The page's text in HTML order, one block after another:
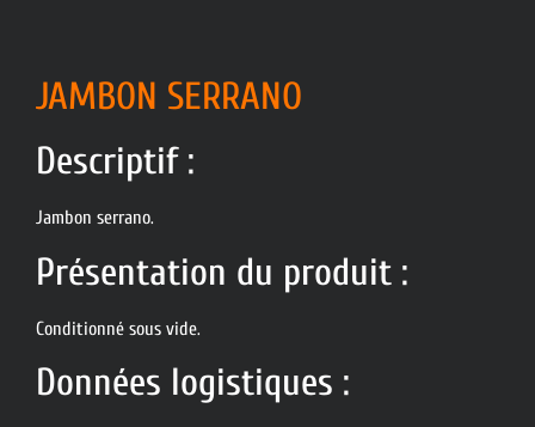
JAMBON SERRANO
Descriptif :
Jambon serrano.
Présentation du produit :
Conditionné sous vide.
Données logistiques :